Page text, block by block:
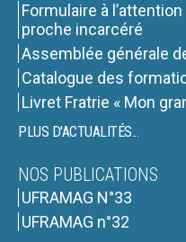
Formulaire à
proche incarcéré
Assemblée générale
Catalogue des
Livret Fratrie « Mon
PLUS D'ACTUALITÉS...
NOS PUBLICATIONS
UFRAMAG N°33
UFRAMAG n°32